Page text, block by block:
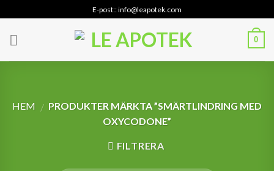
to
content
E-post:: info@leapotek.com
0
HEM / PRODUKTER MÄRKTA ”SMÄRTLINDRING MED
OXYCODONE”
FILTRERA